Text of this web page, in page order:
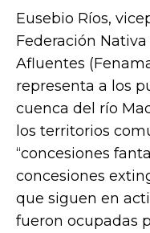
Eusebio Ríos,
Federación
Afluentes
representa a los
cuenca del río
los territorios
“concesiones
concesiones
que siguen en
fueron ocupadas